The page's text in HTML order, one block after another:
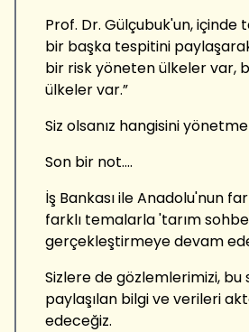
Prof. Dr. Gülçubuk'un, içinde
bir başka tespitini
bir risk yöneten ülkeler var,
ülkeler var.”
Siz olsanız hangisini
Son bir not....
İş Bankası ile Anadolu'nun
farklı temalarla 'tarım
gerçekleştirmeye devam
Sizlere de gözlemlerimizi,
paylaşılan bilgi ve verileri
edeceğiz.